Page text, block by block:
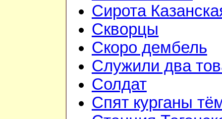
Сирота
Скворцы
Скоро дембель
Служили два
Солдат
Спят курганы